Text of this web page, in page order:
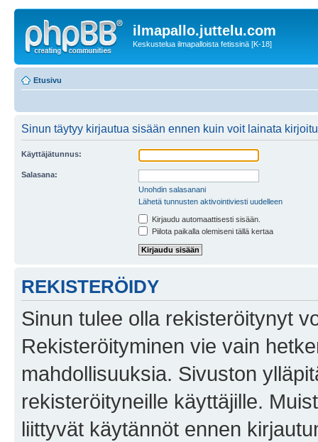
ilmapallo.juttelu.com
Keskustelua ilmapalloista fetissinä [K-18]
Etusivu
Sinun täytyy kirjautua sisään ennen kuin voit lainata
Käyttäjätunnus:
Salasana:
Unohdin salasanani
Lähetä tunnusten aktivointiviesti uudelleen
Kirjaudu automaattisesti sisään.
Piilota paikalla olemiseni tällä kertaa
REKISTERÖIDY
Sinun tulee olla rekisteröitynyt
Rekisteröityminen vie vain
mahdollisuuksia. Sivuston
rekisteröityneille käyttäjille.
liittyvät käytännöt ennen